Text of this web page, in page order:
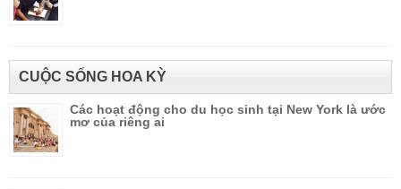
CUỘC SỐNG HOA KỲ
Các hoạt động cho du học sinh tại New York là ước
mơ của riêng ai